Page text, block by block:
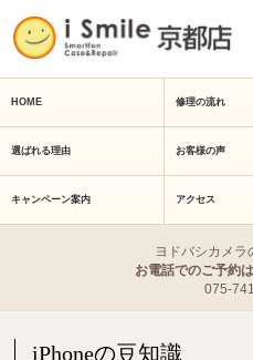
HOME 修理の流れ
選ばれる理由 お客様の声
キャンペーン案内 アクセス
ヨドバシカメラ
お電話でのご予約
075-
iPhoneの豆知識